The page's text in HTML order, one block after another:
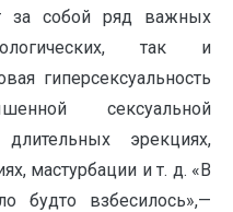
за собой ряд важных
так и
гиперсексуальность
сексуальной
эрекциях,
мастурбации и т. д. «В
будто взбесилось»,—